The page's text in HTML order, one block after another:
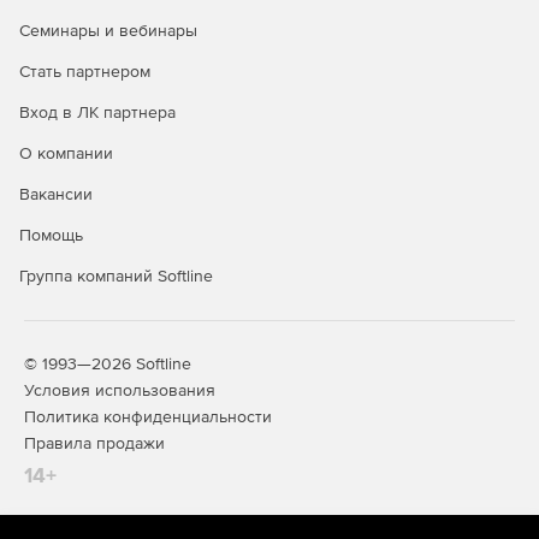
Семинары и вебинары
Стать партнером
Вход в ЛК партнера
О компании
Вакансии
Помощь
Группа компаний Softline
© 1993—2026 Softline
Условия использования
Политика конфиденциальности
Правила продажи
14+